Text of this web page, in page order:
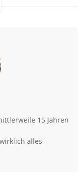
15 Jahren
alles